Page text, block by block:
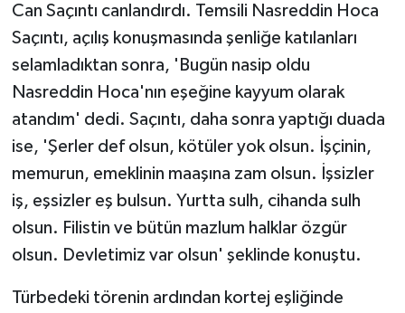
Can Saçıntı canlandırdı. Temsili Nasreddin Hoca
Saçıntı, açılış konuşmasında şenliğe katılanları
selamladıktan sonra, 'Bugün nasip oldu
Nasreddin Hoca'nın eşeğine kayyum olarak
atandım' dedi. Saçıntı, daha sonra yaptığı duada
ise, 'Şerler def olsun, kötüler yok olsun. İşçinin,
memurun, emeklinin maaşına zam olsun. İşsizler
iş, eşsizler eş bulsun. Yurtta sulh, cihanda sulh
olsun. Filistin ve bütün mazlum halklar özgür
olsun. Devletimiz var olsun' şeklinde konuştu.
Türbedeki törenin ardından kortej eşliğinde